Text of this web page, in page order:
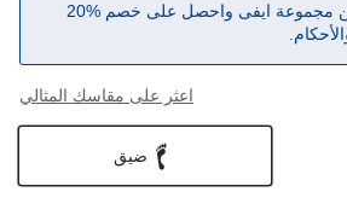
مجموعة ايفى واحصل على خصم %20
اعثر على مقاسك المثالي
ضيق